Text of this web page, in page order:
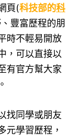
頁(科技部的科
豐富歷程的朋
時不輕易開放
，可以直接以
有官方幫大家
找同學或朋友
元學習歷程，